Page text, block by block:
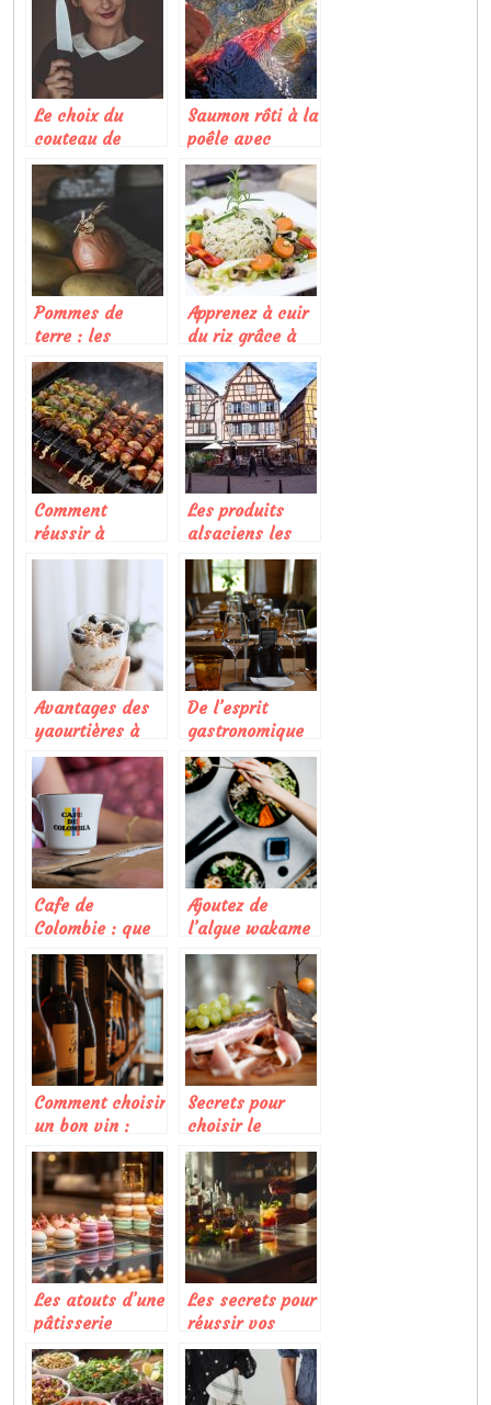
Le choix du
couteau de
cuisine pour des
coupes réussies
Saumon rôti à la
poêle avec
vinaigrette aux
tomates
Pommes de
terre : les
différentes
façons de la
consommer
Apprenez à cuir
du riz grâce à
cet article
Comment
réussir à
nettoyer une
Les produits
alsaciens les
plus réputés
Avantages des
yaourtières à
usage
domestique
De l’esprit
gastronomique
dans la cuisine
francaise
Cafe de
Colombie : que
faut-il savoir
sur ce produit ?
Ajoutez de
l’algue wakame
pour vos
recettes !
Comment choisir
un bon vin :
quelques
conseils utiles
Secrets pour
choisir le
meilleur jambon
cru pour vos
recettes
gourmandes
Les atouts d’une
pâtisserie
réussie :
l’importance du
visuel
Les secrets pour
réussir vos
cocktails
maison